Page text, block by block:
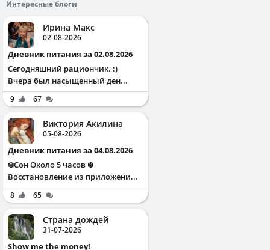
Интересные блоги
Ирина Макс
02-08-2026
Дневник питания за 02.08.2026
Сегодняшний рациончик. :)
Вчера был насыщенный ден...
9 67
Виктория Акилина
05-08-2026
Дневник питания за 04.08.2026
❄️Сон Около 5 часов ❄️
Восстановление из приложени...
8 65
Страна дождей
31-07-2026
Show me the money!